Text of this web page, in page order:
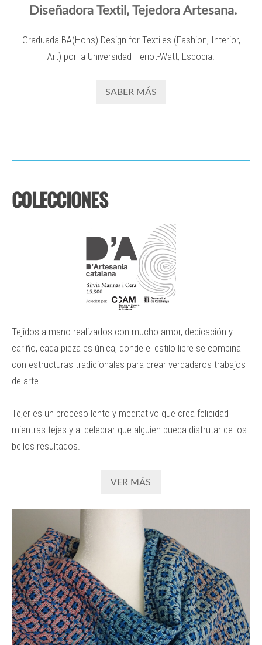
Diseñadora Textil, Tejedora Artesana.
Graduada BA(Hons) Design for Textiles (Fashion, Interior,
Art) por la Universidad Heriot-Watt, Escocia.
SABER MÁS
COLECCIONES
Tejidos a mano realizados con mucho amor, dedicación y
cariño, cada pieza es única, donde el estilo libre se combina
con estructuras tradicionales para crear verdaderos trabajos
de arte.
Tejer es un proceso lento y meditativo que crea felicidad
mientras tejes y al celebrar que alguien pueda disfrutar de los
bellos resultados.
VER MÁS